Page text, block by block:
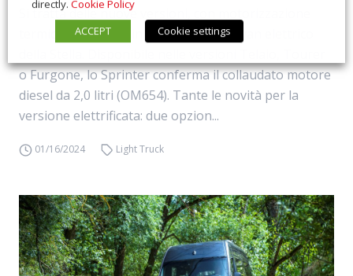
Si tratta delle nuove versioni, con motorizzazione
termica e powertrain elettrificato, del van elettrico
o Furgone, lo Sprinter conferma il collaudato motore
diesel da 2,0 litri (OM654). Tante le novità per la
versione elettrificata: due opzion...
01/16/2024 Light Truck
directly. Cookie Policy
ACCEPT
Cookie settings